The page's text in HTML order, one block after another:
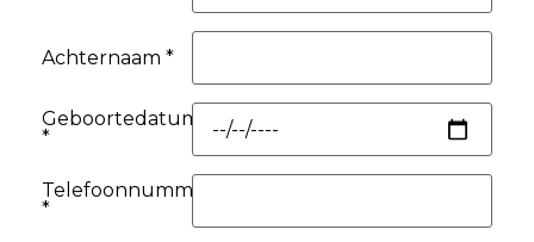
Achternaam *
Geboortedatum
*
Telefoonnummer
*